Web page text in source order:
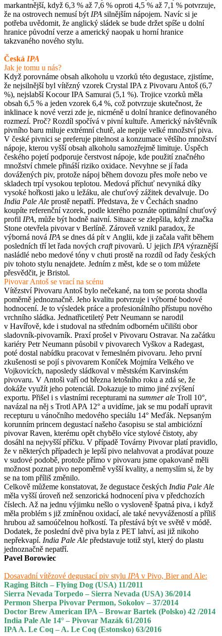
markantnější, když 6,3 % až 7,6 % oproti 4,5 % až 7,1 % potvrzuje,
že na ostrovech nemusí být IPA silnějším nápojem. Navíc si je
potřeba uvědomit, že anglický sládek se bude držet spíše u dolní
hranice původní verze a americký naopak u horní hranice
takzvaného nového stylu.
Česká IPA
Jak je tomu u nás?
Když porovnáme obsah alkoholu u vzorků této degustace, zjistíme,
že nejsilnější byl vítězný vzorek Crystal IPA z Pivovaru Antoš (6,7
%), nejslabší Kocour IPA Samurai (5,1 %). Trojice vzorků měla
obsah 6,5 % a jeden vzorek 6,4 %, což potvrzuje skutečnost, že
inklinace k nové verzi zde je, nicméně u dolní hranice definovaného
rozmezí. Proč? Rozdíl spočívá v pivní kultuře. Americký návštěvník
pivního baru miluje extrémní chutě, ale nepije velké množství piva.
V české pivnici se preferuje pitelnost a konzumace většího množství
nápoje, kterou vyšší obsah alkoholu samozřejmě limituje. Úspěch
českého pojetí podporuje čerstvost nápoje, kde použití značného
množství chmele přináší riziko oxidace. Nevyhne se jí řada
dovážených piv, protože nápoj během dovozu přes moře nebo ve
skladech trpí vysokou teplotou. Medová příchuť nevyniká díky
vysoké hořkosti jako u ležáku, ale chuťový zážitek devalvuje. Do
India Pale Ale prostě nepatří. Představa, že v Čechách snadno
koupíte referenční vzorek, podle kterého poznáte optimální chuťový
profil IPA, může být hodně naivní. Situace se zlepšila, když značka
Stone otevřela pivovar v Berlíně. Zároveň vznikl paradox, že
výborná nová IPA se dnes dá pít v Anglii, kde ji začala vařit během
posledních tří let řada nových craftpivovarů. U jejich IPA výraznější
nasládlé nebo medové tóny v chuti prostě na rozdíl od řady českých
piv tohoto stylu nenajdete. Jedním z měst, kde se o tom můžete
přesvědčit, je Bristol.
Pivovar Antoš se vrací na scénu
Vítězství Pivovaru Antoš bylo nečekané, na tom se porota shodla
poměrně jednoznačně. Jeho kvalitu potvrzuje i výborné bodové
hodnocení. Je to výsledek práce a profesionálního přístupu nového
vrchního sládka. Jednatřicetiletý Petr Neumann se narodil
v Havířově, kde i studoval na středním odborném učilišti obor
sladovník-pivovarník. Praxí prošel v Pivovaru Ostravar. Na začátku
kariéry Petr Neumann působil v pivovarech Vyškov a Radegast,
poté dostal nabídku pracovat v řemeslném pivovaru. Jeho první
zkušenosti se pojí s pivovarem Koníček Mojmíra Velkého ve
Vojkovicích, naposledy sládkoval v městském Karvinském
pivovaru. V Antoši vaří od března letošního roku a zdá se, že
dokáže využít jeho potenciál. Dokazuje to mimo jiné zvýšení
exportu. Přišel i s vlastními recepturami na summer ale Troll 10°,
navázal na něj s Trotl APA 12° a uvidíme, jak se mu podaří upravit
recepturu u vánočního medového speciálu 14° Meďák. Nepsaným
korunním princem degustací našeho časopisu se stal ambiciózní
pivovar Raven, kterému opět chybělo více stylové čistoty, aby
dosáhl na nejvyšší příčku. V případě Továrny Pivovar platí pravidlo,
že v některých případech je lepší pivo nelahvovat a prodávat pouze
v sudové podobě, protože přímo v pivovaru jsme opakovaně měli
možnost poznat pivo nepoměrně vyšší kvality, a nemyslím si, že by
se na tom příliš změnilo.
Celkově můžeme konstatovat, že degustace českých India Pale Ale
měla vyšší úroveň než senzorická hodnocení piva v předchozích
číslech. Až na jednu výjimku nešlo o vysloveně špatná piva, i když
měla problém s již zmíněnou oxidací, ale také nevyvážeností a příliš
hrubou až samoúčelnou hořkostí. Ta přestává být ve světě v módě.
Dodatek, že poslední dvě piva byla z PET lahví, asi již nikoho
nepřekvapí. India Pale Ale představuje totiž styl, který do plastu
jednoznačně nepatří.
Pavel Borowiec
Dosavadní vítězové degustací piv stylu IPA v Pivo, Bier and Ale:
Raging Bitch – Flying Dog (USA) 11/2011
Sierra Nevada Torpedo – Sierra Nevada (USA) 36/2014
Permon Sherpa Pivovar Permon, Sokolov – 37/2014
Doctor Brew American IPA – Browar Bartek (Polsko) 42 /2014
India Pale Ale 14° – Pivovar Mazák 61/2016
IPA A. Le Coq – A. Le Coq (Estonsko) 63/2016